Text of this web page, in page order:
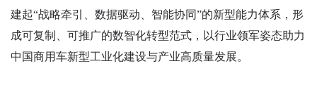
建起“战略牵引、数据驱动、智能协同”的新型能力体系，形
成可复制、可推广的数智化转型范式，以行业领军姿态助力
中国商用车新型工业化建设与产业高质量发展。